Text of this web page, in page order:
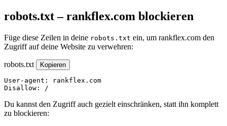
robots.txt – rankflex.com blockieren
Füge diese Zeilen in deine robots.txt ein, um rankflex.com den
Zugriff auf deine Website zu verwehren:
robots.txt Kopieren
User-agent: rankflex.com
Disallow: /
Du kannst den Zugriff auch gezielt einschränken, statt ihn komplett
zu blockieren: